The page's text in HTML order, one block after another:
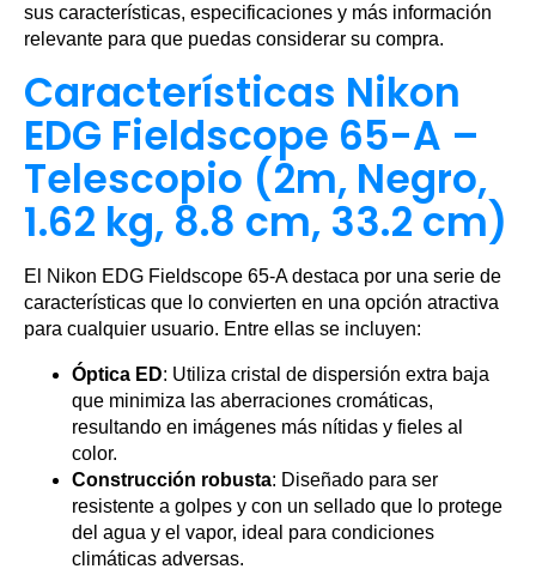
sus características, especificaciones y más información
relevante para que puedas considerar su compra.
Características Nikon
EDG Fieldscope 65-A –
Telescopio (2m, Negro,
1.62 kg, 8.8 cm, 33.2 cm)
El Nikon EDG Fieldscope 65-A destaca por una serie de
características que lo convierten en una opción atractiva
para cualquier usuario. Entre ellas se incluyen:
Óptica ED: Utiliza cristal de dispersión extra baja
que minimiza las aberraciones cromáticas,
resultando en imágenes más nítidas y fieles al
color.
Construcción robusta: Diseñado para ser
resistente a golpes y con un sellado que lo protege
del agua y el vapor, ideal para condiciones
climáticas adversas.